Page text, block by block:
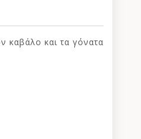
καβάλο και τα γόνατα